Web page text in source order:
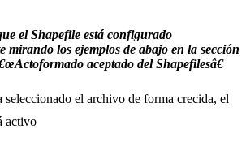
el Shapefile está configurado
mirando los ejemplos de abajo en la sección
aceptado del Shapefilesâ€
seleccionado el archivo de forma crecida, el
activo